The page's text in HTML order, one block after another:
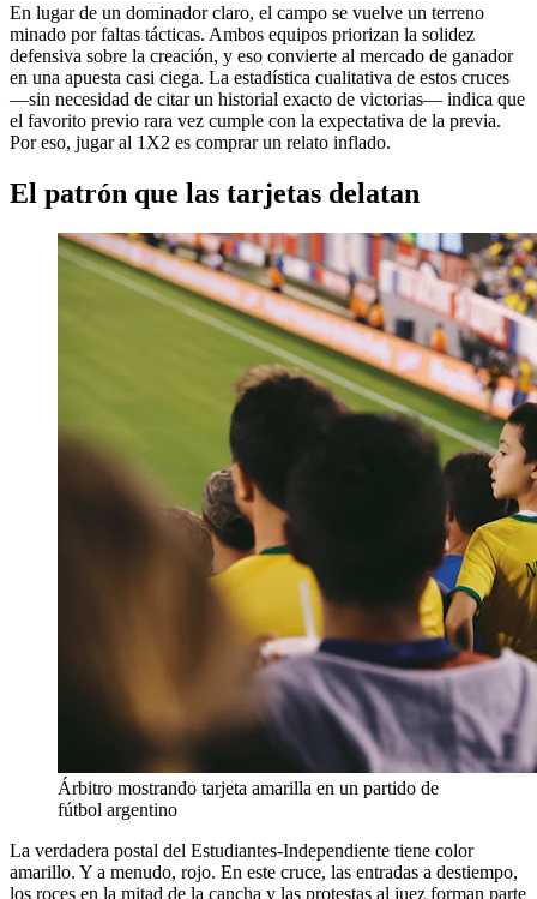
En lugar de un dominador claro, el campo se vuelve un terreno
minado por faltas tácticas. Ambos equipos priorizan la solidez
defensiva sobre la creación, y eso convierte al mercado de ganador
en una apuesta casi ciega. La estadística cualitativa de estos cruces
—sin necesidad de citar un historial exacto de victorias— indica que
el favorito previo rara vez cumple con la expectativa de la previa.
Por eso, jugar al 1X2 es comprar un relato inflado.
El patrón que las tarjetas delatan
Árbitro mostrando tarjeta amarilla en un partido de
fútbol argentino
La verdadera postal del Estudiantes-Independiente tiene color
amarillo. Y a menudo, rojo. En este cruce, las entradas a destiempo,
los roces en la mitad de la cancha y las protestas al juez forman parte